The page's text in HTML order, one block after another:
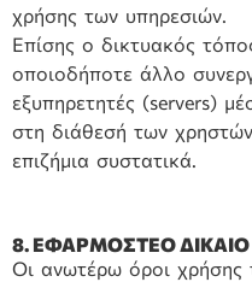
χρήσης των υπηρεσιών.
Επίσης ο δικτυακός
οποιοδήποτε άλλο
εξυπηρετητές (servers)
στη διάθεσή των
επιζήμια συστατικά.
8. ΕΦΑΡΜΟΣΤΕΟ ΔΙΚΑΙΟ
Οι ανωτέρω όροι χρήσης